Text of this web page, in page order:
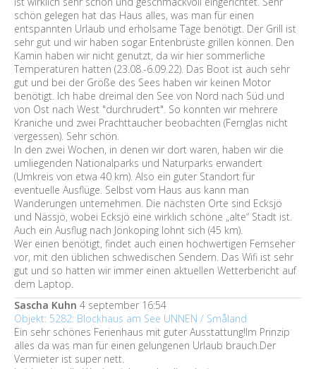
schön gelegen hat das Haus alles, was man für einen
entspannten Urlaub und erholsame Tage benötigt. Der Grill ist
sehr gut und wir haben sogar Entenbrüste grillen können. Den
Kamin haben wir nicht genutzt, da wir hier sommerliche
Temperaturen hatten (23.08.-6.09.22). Das Boot ist auch sehr
gut und bei der Größe des Sees haben wir keinen Motor
benötigt. Ich habe dreimal den See von Nord nach Süd und
von Ost nach West "durchrudert". So konnten wir mehrere
Kraniche und zwei Prachttaucher beobachten (Fernglas nicht
vergessen). Sehr schön.
In den zwei Wochen, in denen wir dort waren, haben wir die
umliegenden Nationalparks und Naturparks erwandert
(Umkreis von etwa 40 km). Also ein guter Standort für
eventuelle Ausflüge. Selbst vom Haus aus kann man
Wanderungen unternehmen. Die nächsten Orte sind Ecksjö
und Nässjö, wobei Ecksjö eine wirklich schöne „alte“ Stadt ist.
Auch ein Ausflug nach Jönkoping lohnt sich (45 km).
Wer einen benötigt, findet auch einen hochwertigen Fernseher
vor, mit den üblichen schwedischen Sendern. Das Wifi ist sehr
gut und so hatten wir immer einen aktuellen Wetterbericht auf
dem Laptop.
Sascha Kuhn 4 september 16:54
Objekt: 5282: Blockhaus am See UNNEN / Småland
Ein sehr schönes Ferienhaus mit guter Ausstattung!Im Prinzip
alles da was man für einen gelungenen Urlaub brauch.Der
Vermieter ist super nett.